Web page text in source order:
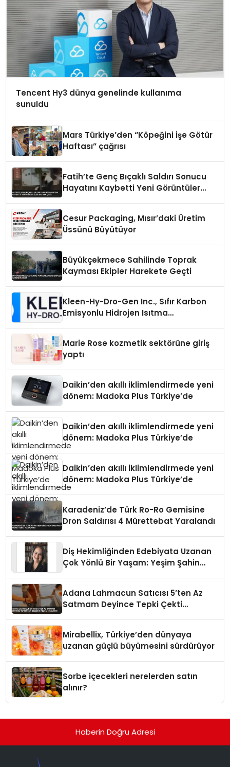
Tencent Hy3 dünya genelinde kullanıma
sunuldu
Mars Türkiye’den “Köpeğini İşe Götür
Haftası” çağrısı
Fatih’te Genç Bıçaklı Saldırı Sonucu
Hayatını Kaybetti Yeni Görüntüler
Cesur Packaging, Mısır’daki Üretim
Üssünü Büyütüyor
Büyükçekmece Sahilinde Toprak
Kayması Ekipler Harekete Geçti
Kleen-Hy-Dro-Gen Inc., Sıfır Karbon
Emisyonlu Hidrojen Isıtma
Marie Rose kozmetik sektörüne giriş
yaptı
Daikin’den akıllı iklimlendirmede yeni
dönem: Madoka Plus Türkiye’de
Daikin’den akıllı iklimlendirmede yeni
dönem: Madoka Plus Türkiye’de
Daikin’den akıllı iklimlendirmede yeni
dönem: Madoka Plus Türkiye’de
Karadeniz’de Türk Ro-Ro Gemisine
Dron Saldırısı 4 Mürettebat Yaralandı
Diş Hekimliğinden Edebiyata Uzanan
Çok Yönlü Bir Yaşam: Yeşim Şahin
Adana Lahmacun Satıcısı 5’ten Az
Satmam Deyince Tepki Çekti
Mirabellix, Türkiye’den dünyaya
uzanan güçlü büyümesini sürdürüyor
Sorbe içecekleri nerelerden satın
alınır?
Haberin Doğru Adresi